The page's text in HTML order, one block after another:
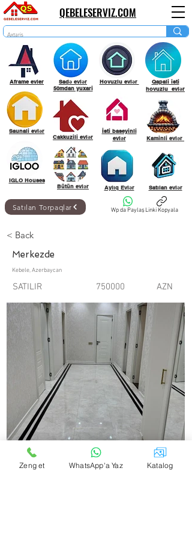
QEBELESERVIZ.COM
Aframe evler
Saunali evlər
IGLO Houses
Sadə evlər
50mdan yuxari
Cakkuzili evlər
Bütün evlər
Hovuzlu evlər
İsti baseyinli
evlər
Aylıq Evlər
Qapali isti
hovuzlu evlər
Kaminli evlər
Satılan evlər
Wp da PaylaşLinki Kopyala
Satılan Torpaqlar
< Back
Merkezde
Kebele, Azerbaycan
SATILIR 750000 AZN
Zeng et WhatsApp'a Yaz Katalog